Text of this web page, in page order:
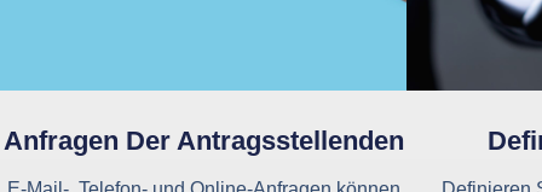
Anfragen Der Antragsstellenden